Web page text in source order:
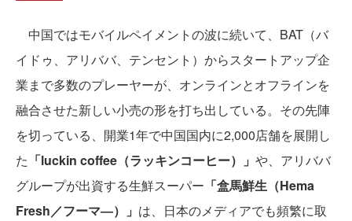
中国ではモバイルペイメントの波に続いて、BAT（バ
イドゥ、アリババ、テンセント）からスタートアップ企
業まで多数のプレーヤーが、オンラインとオフラインを
融合させた新しい小売の形を打ち出している。その先陣
を切っている、開業1年で中国国内に2,000店舗を展開し
た 「luckin coffee（ラッキンコーヒー）」 や、アリババ
グループが出資する生鮮スーパー 「盒馬鮮生（Hema
Fresh／フーマ―）」 は、日本のメディアでも頻繁に取